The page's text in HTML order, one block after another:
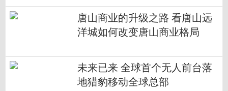
唐山商业的升级之路 看唐山远
洋城如何改变唐山商业格局
未来已来 全球首个无人前台落
地猎豹移动全球总部